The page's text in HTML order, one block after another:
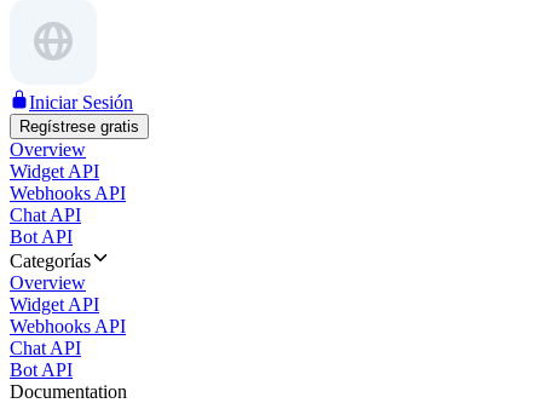
Iniciar Sesión
Regístrese gratis
Overview
Widget API
Webhooks API
Chat API
Bot API
Categorías
Overview
Widget API
Webhooks API
Chat API
Bot API
Documentation